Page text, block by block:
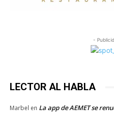
-
LECTOR AL HABLA
Marbel en La app de AEMET se